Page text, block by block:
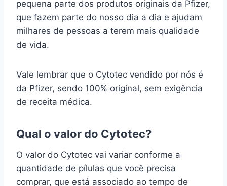
pequena parte dos produtos originais da Pfizer,
que fazem parte do nosso dia a dia e ajudam
milhares de pessoas a terem mais qualidade
de vida.
Vale lembrar que o Cytotec vendido por nós é
da Pfizer, sendo 100% original, sem exigência
de receita médica.
Qual o valor do Cytotec?
O valor do Cytotec vai variar conforme a
quantidade de pílulas que você precisa
comprar, que está associado ao tempo de